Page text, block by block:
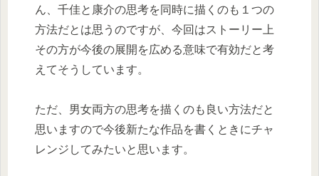
ん、千佳と康介の思考を同時に描くのも１つの
方法だとは思うのですが、今回はストーリー上
その方が今後の展開を広める意味で有効だと考
えてそうしています。
ただ、男女両方の思考を描くのも良い方法だと
思いますので今後新たな作品を書くときにチャ
レンジしてみたいと思います。